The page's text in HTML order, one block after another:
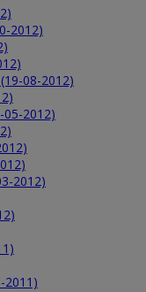
2012)
08-2012)
05-2012)
2012)
2011)